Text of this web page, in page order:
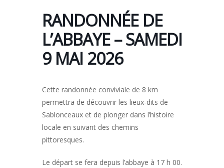
RANDONNÉE DE
L’ABBAYE – SAMEDI
9 MAI 2026
Cette randonnée conviviale de 8 km
permettra de découvrir les lieux-dits de
Sablonceaux et de plonger dans l’histoire
locale en suivant des chemins
pittoresques.
Le départ se fera depuis l’abbaye à 17 h 00.